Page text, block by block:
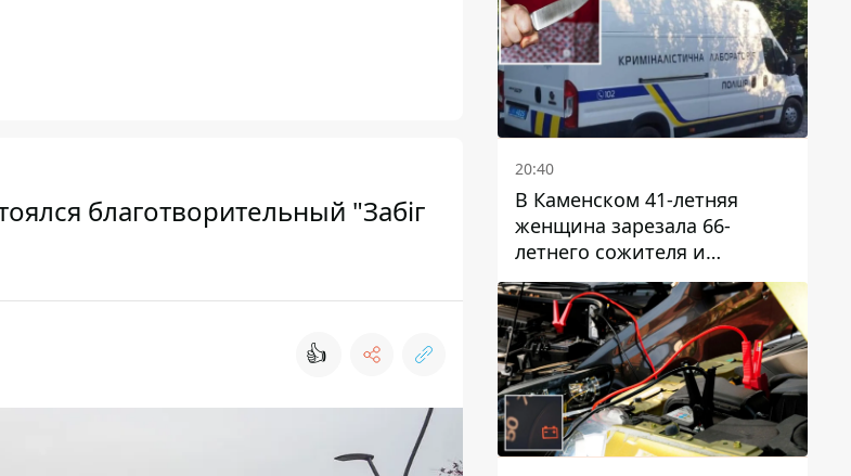
благотворительный "Забіг
👍
20:40
В Каменском 41-летняя
женщина зарезала 66-
летнего сожителя и
пыталась обмануть
полицейских